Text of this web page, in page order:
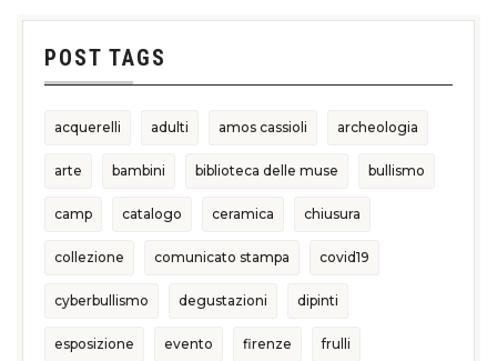
POST TAGS
acquerelli adulti amos cassioli archeologia
arte bambini biblioteca delle muse bullismo
camp catalogo ceramica chiusura
collezione comunicato stampa covid19
cyberbullismo degustazioni dipinti
esposizione evento firenze frulli